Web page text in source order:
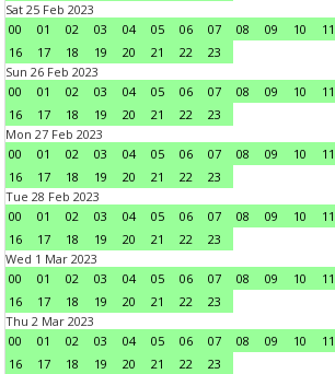
Sat 25 Feb 2023
00
01 02 03 04 05 06 07 08 09 10 11
16
17 18 19 20 21 22
23
Sun 26 Feb 2023
00
01 02 03 04 05 06 07 08 09 10 11
16
17 18 19 20 21 22
23
Mon 27 Feb 2023
00
01 02 03 04 05 06 07 08 09 10 11
16
17 18 19 20 21 22
23
Tue 28 Feb 2023
00
01 02 03 04 05 06 07 08 09 10 11
16
17 18 19 20 21 22
23
Wed 1 Mar 2023
00
01 02 03 04 05 06 07 08 09 10 11
16
17 18 19 20 21 22
23
Thu 2 Mar 2023
00
01 02 03 04 05 06 07 08 09 10 11
16
17 18 19 20 21 22
23